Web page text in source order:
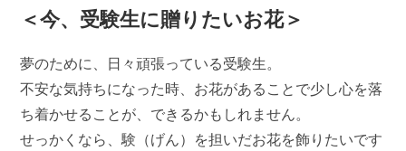
＜今、受験生に贈りたいお花＞
夢のために、日々頑張っている受験生。
不安な気持ちになった時、お花があることで少し心を落
ち着かせることが、できるかもしれません。
せっかくなら、験（げん）を担いだお花を飾りたいです